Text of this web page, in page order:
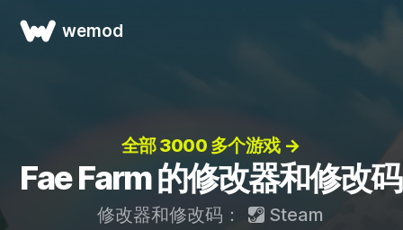
wemod
全部 3000 多个游戏 →
Fae Farm 的修改器和修改码
修改器和修改码： Steam